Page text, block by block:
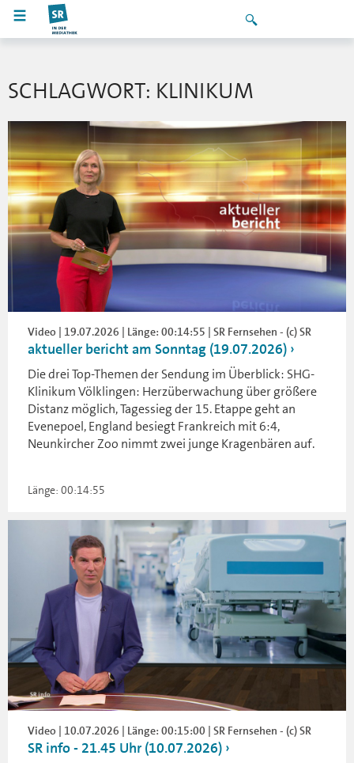
SCHLAGWORT: KLINIKUM
Video | 19.07.2026 | Länge: 00:14:55 | SR Fernsehen - (c) SR
aktueller bericht am Sonntag (19.07.2026)
Die drei Top-Themen der Sendung im Überblick: SHG-
Klinikum Völklingen: Herzüberwachung über größere
Distanz möglich, Tagessieg der 15. Etappe geht an
Evenepoel, England besiegt Frankreich mit 6:4,
Neunkircher Zoo nimmt zwei junge Kragenbären auf.
Länge: 00:14:55
Video | 10.07.2026 | Länge: 00:15:00 | SR Fernsehen - (c) SR
SR info - 21.45 Uhr (10.07.2026)